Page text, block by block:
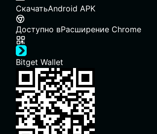
СкачатьAndroid APK
Доступно вРасширение Chrome
Bitget Wallet